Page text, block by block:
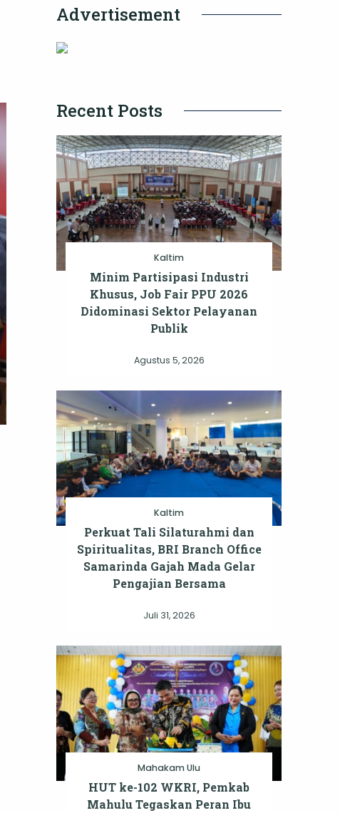
Advertisement
Recent Posts
Kaltim
Minim Partisipasi Industri
Khusus, Job Fair PPU 2026
Didominasi Sektor Pelayanan
Publik
Agustus 5, 2026
Kaltim
Perkuat Tali Silaturahmi dan
Spiritualitas, BRI Branch Office
Samarinda Gajah Mada Gelar
Pengajian Bersama
Juli 31, 2026
Mahakam Ulu
HUT ke-102 WKRI, Pemkab
Mahulu Tegaskan Peran Ibu